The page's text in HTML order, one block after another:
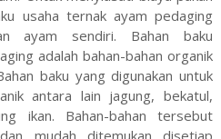
usaha ternak ayam pedaging
ayam sendiri. Bahan baku
adalah bahan-bahan organik
baku yang digunakan untuk
antara lain jagung, bekatul,
ikan. Bahan-bahan tersebut
mudah ditemukan disetiap